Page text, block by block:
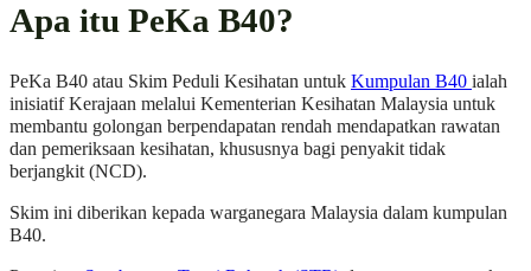
Apa itu PeKa B40?
PeKa B40 atau Skim Peduli Kesihatan untuk Kumpulan B40 ialah
inisiatif Kerajaan melalui Kementerian Kesihatan Malaysia untuk
membantu golongan berpendapatan rendah mendapatkan rawatan
dan pemeriksaan kesihatan, khususnya bagi penyakit tidak
berjangkit (NCD).
Skim ini diberikan kepada warganegara Malaysia dalam kumpulan
B40.